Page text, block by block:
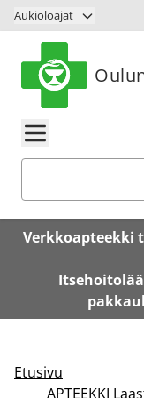
Siirry sisältöön
Aukioloajat
Verkkoapteekki
Etusivu
APTEEKKI